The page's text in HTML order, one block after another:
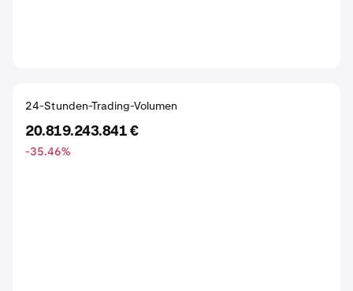
24-Stunden-Trading-Volumen
20.819.243.841 €
-35.46%